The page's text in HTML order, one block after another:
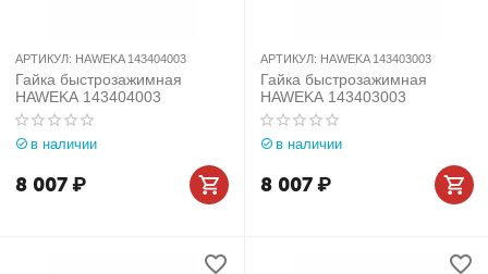
АРТИКУЛ: HAWEKA 143404003
Гайка быстрозажимная
HAWEKA 143404003
в наличии
8 007₽
АРТИКУЛ: HAWEKA 143403003
Гайка быстрозажимная
HAWEKA 143403003
в наличии
8 007₽